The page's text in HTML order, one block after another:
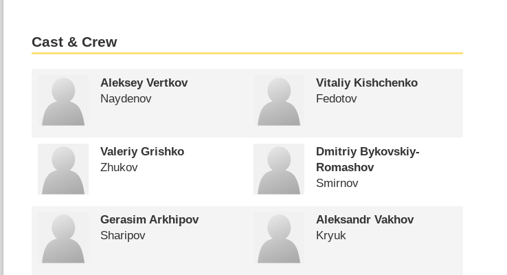
Cast & Crew
Aleksey Vertkov
Naydenov
Vitaliy Kishchenko
Fedotov
Valeriy Grishko
Zhukov
Dmitriy Bykovskiy-
Romashov
Smirnov
Gerasim Arkhipov
Sharipov
Aleksandr Vakhov
Kryuk